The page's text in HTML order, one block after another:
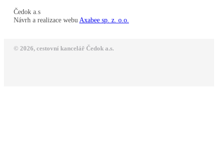
Čedok a.s
Návrh a realizace webu Axabee sp. z. o.o.
© 2026, cestovní kancelář Čedok a.s.